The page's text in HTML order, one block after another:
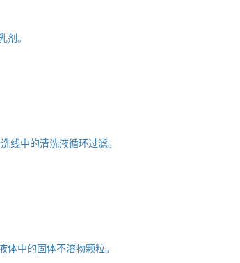
。
线中的清洗液循环过滤。
中的固体不溶物颗粒。